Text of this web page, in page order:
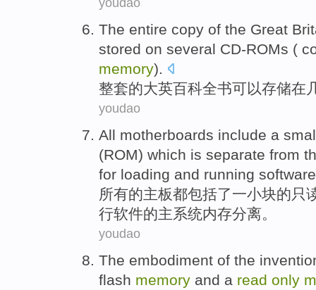
youdao
The entire copy of the Great
stored on several CD-ROMs (
memory).
整套的大英百科全书可以存储在
youdao
All motherboards include a
(ROM) which is separate from
for loading and running software
所有的主板都包括了一小块的只
行软件的主系统内存分离。
youdao
The embodiment of the
flash memory and a read only